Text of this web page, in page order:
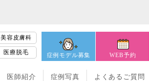
美容皮膚科
医療脱毛 症例モデル募集 WEB予約
医師紹介 症例写真 よくあるご質問